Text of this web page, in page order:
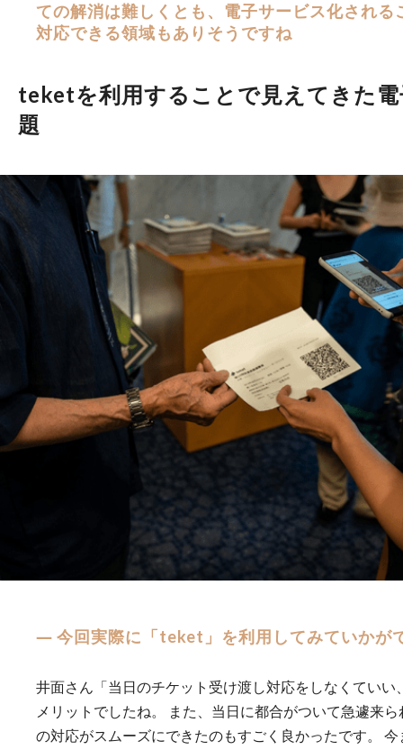
ての解消は難しくとも、電子サービス化される
対応できる領域もありそうですね
teketを利用することで見えてきた
題
― 今回実際に「teket」を利用してみていかが
井面さん「当日のチケット受け渡し対応をしなくていい
メリットでしたね。 また、当日に都合がついて急遽来
の対応がスムーズにできたのもすごく良かったです。